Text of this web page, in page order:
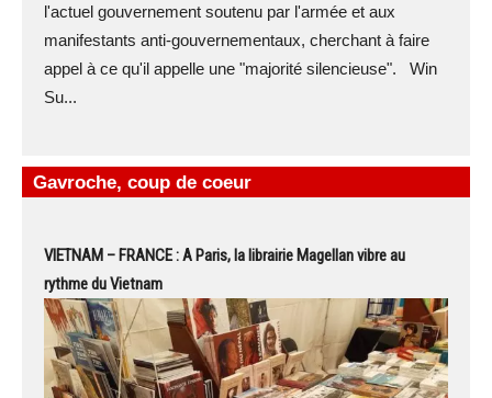
l'actuel gouvernement soutenu par l'armée et aux
manifestants anti-gouvernementaux, cherchant à faire
appel à ce qu'il appelle une "majorité silencieuse". Win
Su...
Gavroche, coup de coeur
VIETNAM – FRANCE : A Paris, la librairie Magellan vibre au
rythme du Vietnam